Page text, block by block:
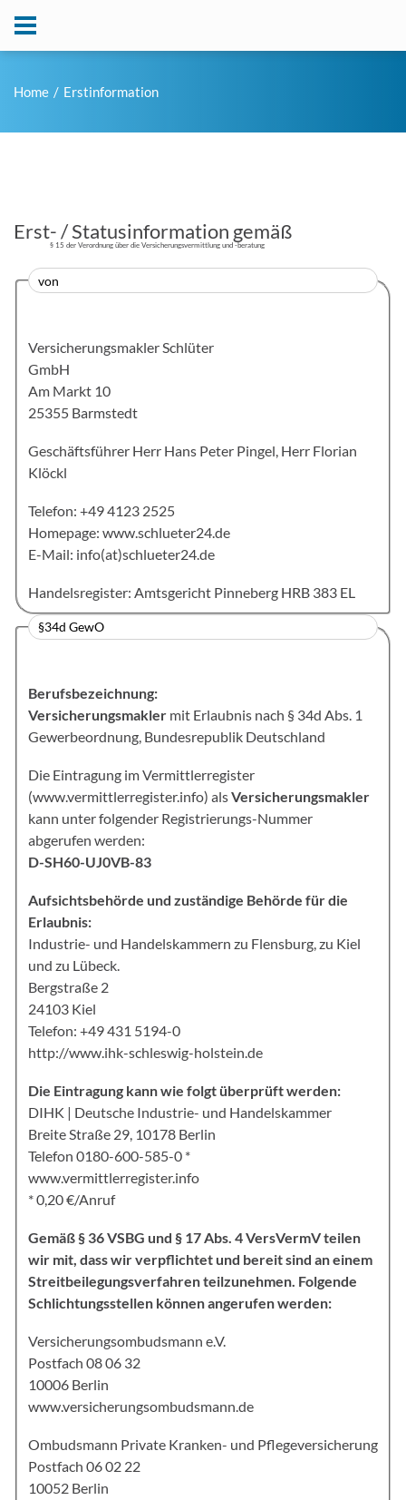
Home Erstinformation
Erst- / Statusinformation gemäß
§ 15 der Verordnung über die Versicherungsvermittlung und -beratung
von
Versicherungsmakler Schlüter
GmbH
Am Markt 10
25355 Barmstedt
Geschäftsführer Herr Hans Peter Pingel, Herr Florian
Klöckl
Telefon: +49 4123 2525
Homepage: www.schlueter24.de
E-Mail: info(at)schlueter24.de
Handelsregister: Amtsgericht Pinneberg HRB 383 EL
§34d GewO
Berufsbezeichnung:
Versicherungsmakler mit Erlaubnis nach § 34d Abs. 1
Gewerbeordnung, Bundesrepublik Deutschland
Die Eintragung im Vermittlerregister
(www.vermittlerregister.info) alsVersicherungsmakler
kann unter folgender Registrierungs-Nummer
abgerufen werden:
D-SH60-UJ0VB-83
Aufsichtsbehörde und zuständige Behörde für die
Erlaubnis:
Industrie- und Handelskammern zu Flensburg, zu Kiel
und zu Lübeck.
Bergstraße 2
24103 Kiel
Telefon: +49 431 5194-0
http://www.ihk-schleswig-holstein.de
Die Eintragung kann wie folgt überprüft werden:
DIHK | Deutsche Industrie- und Handelskammer
Breite Straße 29, 10178 Berlin
Telefon 0180-600-585-0 *
www.vermittlerregister.info
* 0,20 €/Anruf
Gemäß § 36 VSBG und § 17 Abs. 4 VersVermV teilen
wir mit, dass wir verpflichtet und bereit sind an einem
Streitbeilegungsverfahren teilzunehmen. Folgende
Schlichtungsstellen können angerufen werden:
Versicherungsombudsmann e.V.
Postfach 08 06 32
10006 Berlin
www.versicherungsombudsmann.de
Ombudsmann Private Kranken- und Pflegeversicherung
Postfach 06 02 22
10052 Berlin